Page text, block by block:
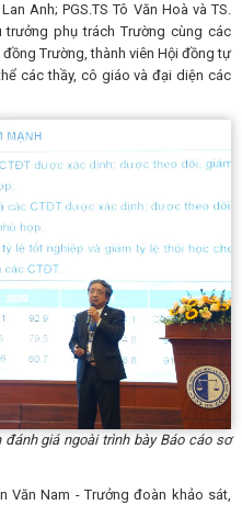
Anh; PGS.TS Tô Văn Hoà và TS.
trưởng phụ trách Trường cùng các
Trường, thành viên Hội đồng tự
các thầy, cô giáo và đại diện các
giá ngoài trình bày Báo cáo sơ
Văn Nam - Trưởng đoàn khảo sát,